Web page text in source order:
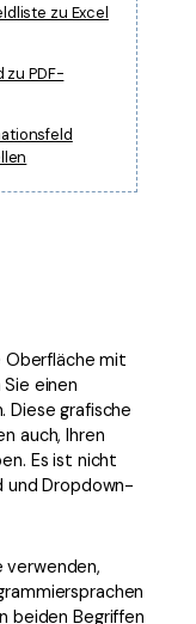
zu Excel
zu PDF-
Oberfläche mit
einen
Diese grafische
auch, Ihren
Es ist nicht
und Dropdown-
verwenden,
beiden Begriffen